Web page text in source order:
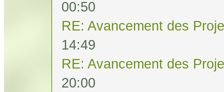
00:50
RE: Avancement des
14:49
RE: Avancement des
20:00